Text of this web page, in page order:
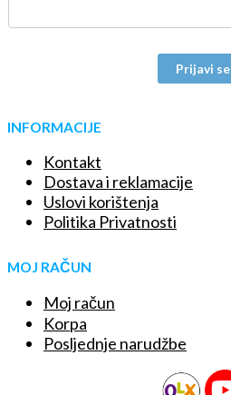
Prijavi se
INFORMACIJE
Kontakt
Dostava i reklamacije
Uslovi korištenja
Politika Privatnosti
MOJ RAČUN
Moj račun
Korpa
Posljednje narudžbe